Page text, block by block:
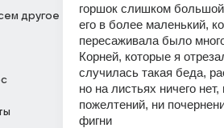
другое
горшок слишком
его в более маленький,
пересаживала было
Корней, которые я
случилась такая беда,
но на листьях ничего нет,
пожелтений, ни
фигни